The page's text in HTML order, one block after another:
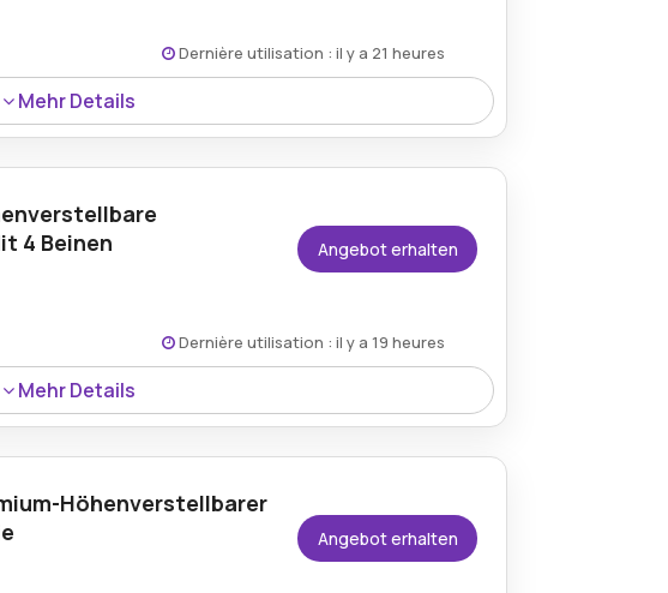
Dernière utilisation : il y a 21 heures
Mehr Details
Bestellung nach der Anmeldung über den offiziellen
Website.
4 Beinen
Angebot erhalten
Dernière utilisation : il y a 19 heures
Mehr Details
wird ein 30%-Rabatt gewährt, was
bietet.
Höhenverstellbarer
Angebot erhalten